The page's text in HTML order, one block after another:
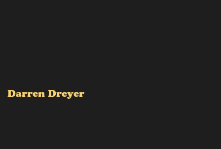
Darren Dreyer